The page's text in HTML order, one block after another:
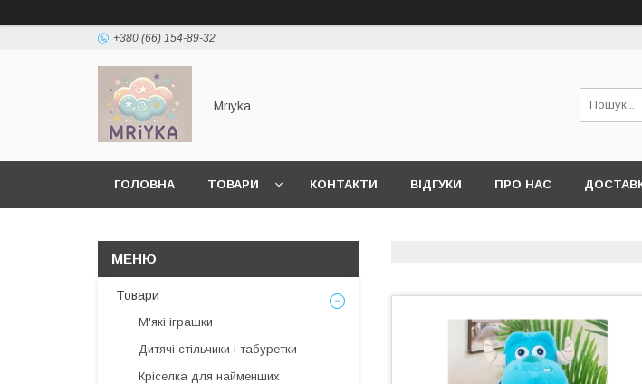
+380 (66) 154-89-32
Mriyka
ГОЛОВНА ТОВАРИ КОНТАКТИ ВІДГУКИ ПРО НАС
Товари
М'які іграшки
Дитячі стільчики і табуретки
Кріселка для найменших